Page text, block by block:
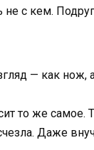
с кем.
— как
то же самое.
Даже